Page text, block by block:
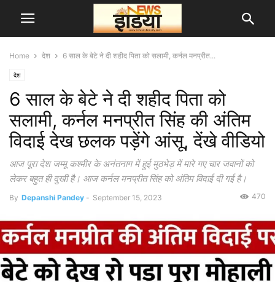
Home देश 6 साल के बेटे ने दी शहीद पिता को सलामी, कर्नल मनप्रीत...
देश
6 साल के बेटे ने दी शहीद पिता को
सलामी, कर्नल मनप्रीत सिंह की अंतिम
विदाई देख छलक पड़ेंगे आंसू, देंखे वीडियो
आज पूरा देश जम्मू कश्मीर के अनंतनाग में हुई मुठभेड़ में मारे गए चार जवानों को
लेकर बहुत ही दुखी है। आज कर्नल मनप्रीत सिंह को अंतिम विदाई दी गई है।
By Depanshi Pandey - September 15, 2023 470